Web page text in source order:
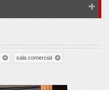
sala comercial